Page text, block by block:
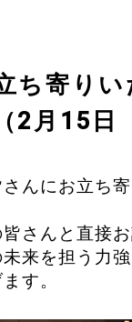
ち寄り
2月15
んにお立ち
さんと直接
来を担う力
す。